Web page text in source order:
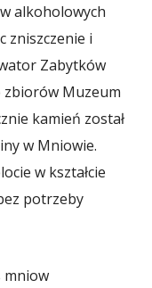
alkoholowych
zniszczenie i
Zabytków
zbiorów Muzeum
kamień został
w Mniowie.
w kształcie
potrzeby